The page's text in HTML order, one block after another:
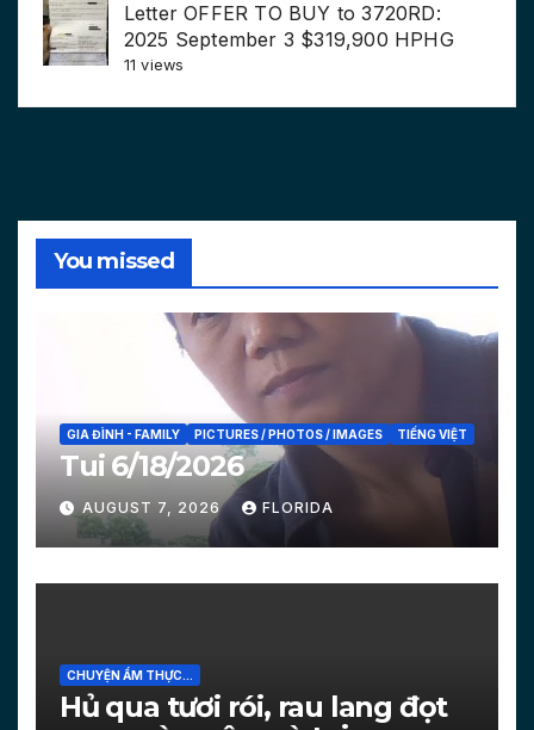
Letter OFFER TO BUY to 3720RD:
2025 September 3 $319,900 HPHG
11 views
You missed
GIA ĐÌNH - FAMILY PICTURES / PHOTOS / IMAGES TIẾNG VIỆT
Tui 6/18/2026
AUGUST 7, 2026 FLORIDA
CHUYỆN ẨM THỰC...
Hủ qua tươi rói, rau lang đọt